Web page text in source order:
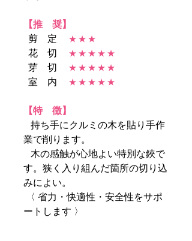
【推 奨】
剪 定 ★ ★ ★
花 切 ★ ★ ★ ★ ★
芽 切 ★ ★ ★ ★ ★
室 内 ★ ★ ★ ★ ★
【特 徴】
持ち手にクルミの木を貼り手作
業で削ります。
木の感触が心地よい特別な鋏で
す。狭く入り組んだ箇所の切り込
みによい。
〈 省力・快適性・安全性をサポ
ートします 〉